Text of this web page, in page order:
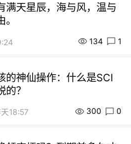
满天星辰，海与风，温与
134 1
的神仙操作：什么是SCI
？
18:57 300 0